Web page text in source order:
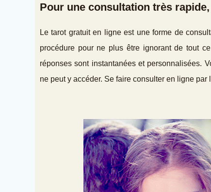
Pour une consultation très
Le tarot gratuit en ligne est une forme de
procédure pour ne plus être ignorant de tout
réponses sont instantanées et personnalisées.
ne peut y accéder. Se faire consulter en ligne